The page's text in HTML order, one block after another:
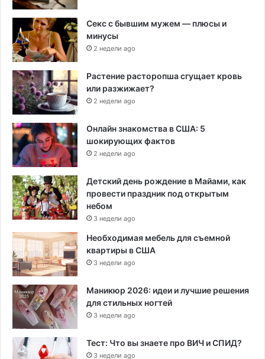
Секс с бывшим мужем — плюсы и
минусы
2 недели ago
Растение расторопша сгущает кровь
или разжижает?
2 недели ago
Онлайн знакомства в США: 5
шокирующих фактов
2 недели ago
Детский день рождение в Майами, как
провести праздник под открытым
небом
3 недели ago
Необходимая мебель для съемной
квартиры в США
3 недели ago
Маникюр 2026: идеи и лучшие решения
для стильных ногтей
3 недели ago
Тест: Что вы знаете про ВИЧ и СПИД?
3 недели ago